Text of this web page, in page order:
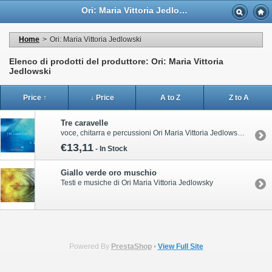
Ori: Maria Vittoria JedlowskiOri: Maria Vittoria Jedlowski - Casa Musicale Eco
Home > Ori: Maria Vittoria Jedlowski
Elenco di prodotti del produttore: Ori: Maria Vittoria
Jedlowski
Price ↑ ↓ Price A to Z Z to A
Tre caravelle
voce, chitarra e percussioni Ori Maria Vittoria Jedlowski pianoforte Antonello Raggi pianoforte e fisarmonica Carmelo Massimo Torreflauto Andrea Ortu viola Stefano Martinotti sax Mauro Cassinari violoncello Francesca Giomo
€13,11 - In Stock
Giallo verde oro muschio
Testi e musiche di Ori Maria Vittoria Jedlowsky
Powered By PrestaShop• View Full Site